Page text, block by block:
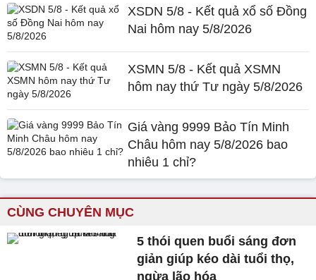
XSDN 5/8 - Kết quả xổ số Đồng
Nai hôm nay 5/8/2026
XSMN 5/8 - Kết quả XSMN
hôm nay thứ Tư ngày 5/8/2026
Giá vàng 9999 Bảo Tín Minh
Châu hôm nay 5/8/2026 bao
nhiêu 1 chỉ?
CÙNG CHUYÊN MỤC
5 thói quen buổi sáng đơn
giản giúp kéo dài tuổi thọ,
ngừa lão hóa